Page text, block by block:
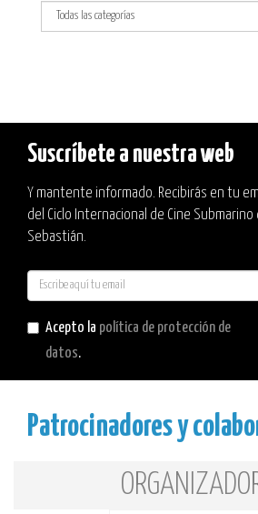
Suscríbete a nuestra web
Y mantente informado. Recibirás en tu
del Ciclo Internacional de Cine
Sebastián.
Acepto la política de protección de
datos.
Patrocinadores y